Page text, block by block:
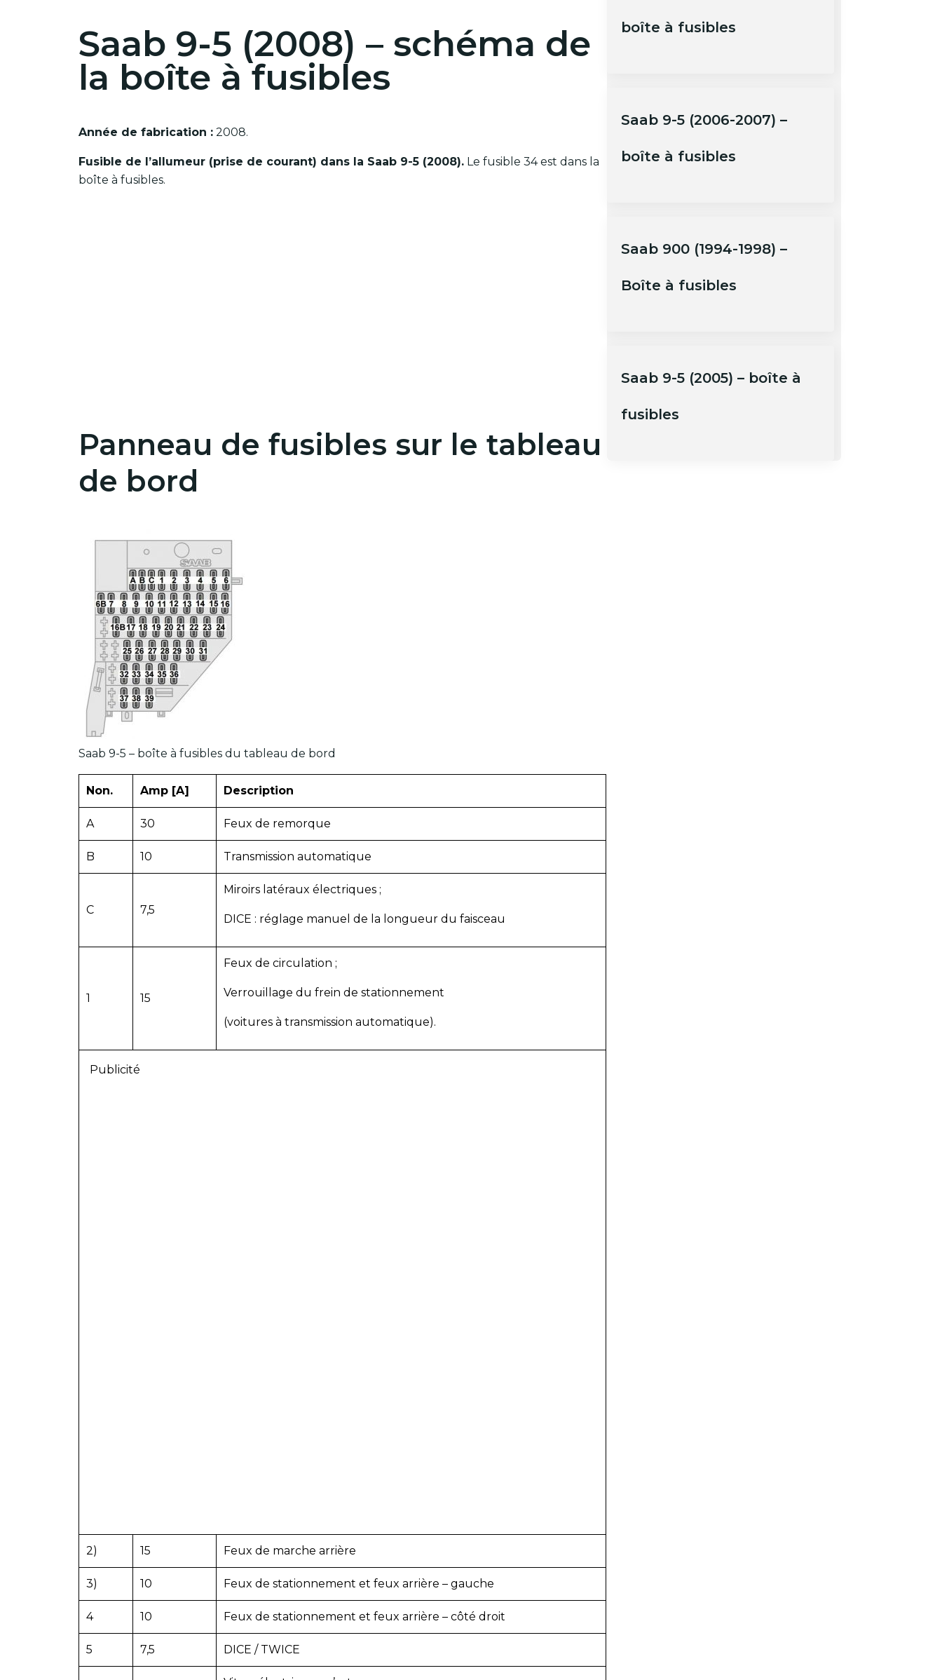
Saab 9-5 (2008) – schéma de
la boîte à fusibles
Année de fabrication : 2008.
Fusible de l’allumeur (prise de courant) dans la Saab 9-5 (2008). Le fusible 34 est dans la
boîte à fusibles.
Panneau de fusibles sur le tableau
de bord
Saab 9-5 – boîte à fusibles du tableau de bord
Non. Amp [A] Description
A 30 Feux de remorque
B 10 Transmission automatique
C 7,5
Miroirs latéraux électriques ;
DICE : réglage manuel de la longueur du faisceau
1 15
Feux de circulation ;
Verrouillage du frein de stationnement
(voitures à transmission automatique).
Publicité
2) 15 Feux de marche arrière
3) 10 Feux de stationnement et feux arrière – gauche
4 10 Feux de stationnement et feux arrière – côté droit
5 7,5 DICE / TWICE
boîte à fusibles
Saab 9-5 (2006-2007) –
boîte à fusibles
Saab 900 (1994-1998) –
Boîte à fusibles
Saab 9-5 (2005) – boîte à
fusibles